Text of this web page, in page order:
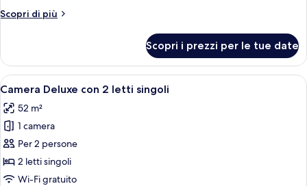
letto
Scopri di più
Altri
Superior,
letto
Scopri i prezzi per le tue date
Apri
tutte
le
foto
per
Camera
Deluxe
Camera d'albergo con due letti, una
4
Camera Deluxe con 2 letti singoli
52 m²
1 camera
Per 2 persone
2 letti singoli
Wi-Fi gratuito